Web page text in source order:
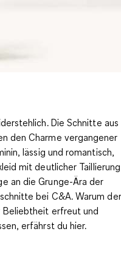
Die Schnitte aus
den Charme vergangener
lässig und romantisch,
mit deutlicher Taillierung
an die Grunge-Ära der
bei C&A. Warum der
erfreut und
erfährst du hier.